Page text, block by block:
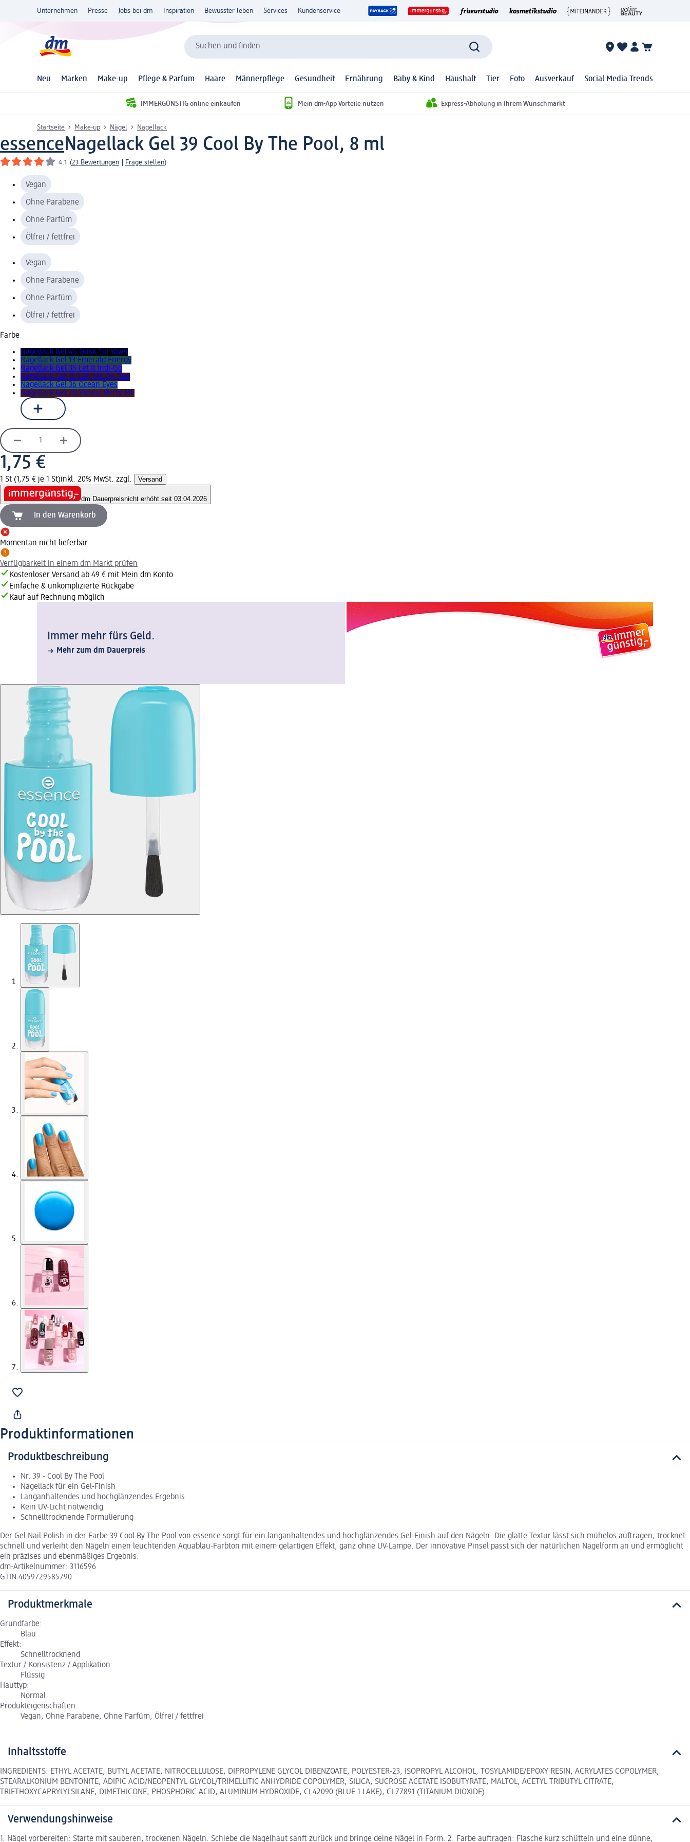
Unternehmen Presse Jobs bei dm Inspiration Bewusster leben Services Kundenservice
Suchen und finden
Neu Marken Make-up Pflege & Parfum Haare Männerpflege Gesundheit Ernährung Baby & Kind Haushalt Tier Foto Ausverkauf Social Media Trends
IMMERGÜNSTIG online einkaufen Mein dm-App Vorteile nutzen Express-Abholung in Ihrem Wunschmarkt
Startseite Make-up Nägel Nagellack
essenceNagellack Gel 39 Cool By The Pool, 8 ml
4.1 (23 Bewertungen Frage stellen)
Vegan
Ohne Parabene
Ohne Parfüm
Ölfrei / fettfrei
Vegan
Ohne Parabene
Ohne Parfüm
Ölfrei / fettfrei
Farbe
Nagellack Gel 45 Dusk Till Yawn
Nagellack Gel 13 Emerald Energy
Nagellack Gel 35 Let It Indi-Go
Nagellack Gel 12 Left Me On Red
Nagellack Gel 36 Ocean Eyes
Nagellack Gel 20 Please Berry Me
1,75 €
1 St (1,75 € je 1 St)inkl. 20% MwSt. zzgl. Versand
dm Dauerpreisnicht erhöht seit 03.04.2026
In den Warenkorb
Momentan nicht lieferbar
Verfügbarkeit in einem dm Markt prüfen
Kostenloser Versand ab 49 € mit Mein dm Konto
Einfache & unkomplizierte Rückgabe
Kauf auf Rechnung möglich
Immer mehr fürs Geld.
Mehr zum dm Dauerpreis
Produktinformationen
Produktbeschreibung
Nr. 39 - Cool By The Pool
Nagellack für ein Gel-Finish
Langanhaltendes und hochglänzendes Ergebnis
Kein UV-Licht notwendig
Schnelltrocknende Formulierung
Der Gel Nail Polish in der Farbe 39 Cool By The Pool von essence sorgt für ein langanhaltendes und hochglänzendes Gel-Finish auf den Nägeln. Die glatte Textur lässt sich mühelos auftragen, trocknet
schnell und verleiht den Nägeln einen leuchtenden Aquablau-Farbton mit einem gelartigen Effekt, ganz ohne UV-Lampe. Der innovative Pinsel passt sich der natürlichen Nagelform an und ermöglicht
ein präzises und ebenmäßiges Ergebnis.
dm-Artikelnummer: 3116596
GTIN 4059729585790
Produktmerkmale
Grundfarbe:
Blau
Effekt:
Schnelltrocknend
Textur / Konsistenz / Applikation:
Flüssig
Hauttyp:
Normal
Produkteigenschaften:
Vegan, Ohne Parabene, Ohne Parfüm, Ölfrei / fettfrei
Inhaltsstoffe
INGREDIENTS: ETHYL ACETATE, BUTYL ACETATE, NITROCELLULOSE, DIPROPYLENE GLYCOL DIBENZOATE, POLYESTER-23, ISOPROPYL ALCOHOL, TOSYLAMIDE/EPOXY RESIN, ACRYLATES COPOLYMER,
STEARALKONIUM BENTONITE, ADIPIC ACID/NEOPENTYL GLYCOL/TRIMELLITIC ANHYDRIDE COPOLYMER, SILICA, SUCROSE ACETATE ISOBUTYRATE, MALTOL, ACETYL TRIBUTYL CITRATE,
TRIETHOXYCAPRYLYLSILANE, DIMETHICONE, PHOSPHORIC ACID, ALUMINUM HYDROXIDE, CI 42090 (BLUE 1 LAKE), CI 77891 (TITANIUM DIOXIDE).
Verwendungshinweise
1. Nägel vorbereiten: Starte mit sauberen, trockenen Nägeln. Schiebe die Nagelhaut sanft zurück und bringe deine Nägel in Form. 2. Farbe auftragen: Flasche kurz schütteln und eine dünne,